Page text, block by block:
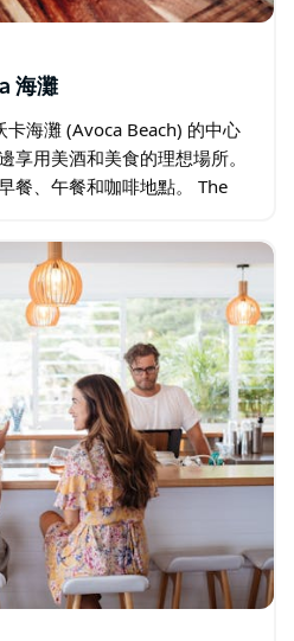
海灘
海灘 (Avoca Beach) 的中心
享用美酒和美食的理想場所。
餐、午餐和咖啡地點。 The